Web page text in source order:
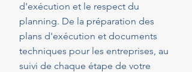
d'exécution et le respect du
planning. De la préparation des
plans d'exécution et documents
techniques pour les entreprises, au
suivi de chaque étape de votre